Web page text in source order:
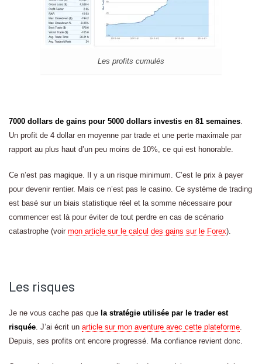
Les profits cumulés
7000 dollars de gains pour 5000 dollars investis en 81 semaines
Un profit de 4 dollar en moyenne par trade et une perte maximale par
rapport au plus haut d’un peu moins de 10%, ce qui est honorable.
Ce n’est pas magique. Il y a un risque minimum. C’est le prix à payer
pour devenir rentier. Mais ce n’est pas le casino. Ce système de trading
est basé sur un biais statistique réel et la somme nécessaire pour
commencer est là pour éviter de tout perdre en cas de scénario
catastrophe (voir mon article sur le calcul des gains sur le Forex).
Les risques
Je ne vous cache pas que la stratégie utilisée par le trader est
risquée . J’ai écrit un article sur mon aventure avec cette plateforme
Depuis, ses profits ont encore progressé. Ma confiance revient donc.